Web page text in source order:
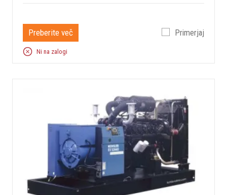
Preberite več Primerjaj
Ni na zalogi